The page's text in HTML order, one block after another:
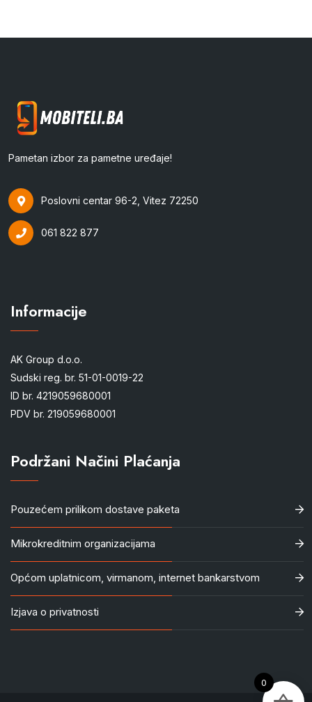
Pametan izbor za pametne uređaje!
Poslovni centar 96-2, Vitez 72250
061 822 877
Informacije
AK Group d.o.o.
Sudski reg. br. 51-01-0019-22
ID br. 4219059680001
PDV br. 219059680001
Podržani Načini Plaćanja
Pouzećem prilikom dostave paketa
Mikrokreditnim organizacijama
Općom uplatnicom, virmanom, internet bankarstvom
Izjava o privatnosti
0